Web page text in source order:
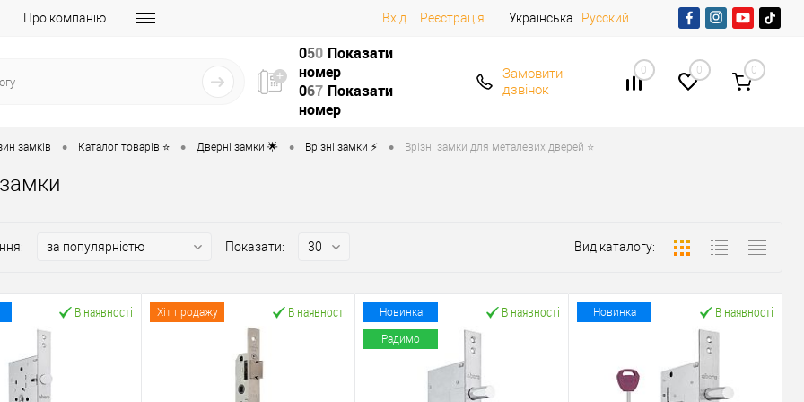
Про компанію Вхід Реєстрація Українська Русский
050 Показати
номер
067 Показати
номер
Замовити
дзвінок
0 0 0
замків • Каталог товарів ⭐ • Дверні замки 🌟 • Врізні замки ⚡️ • Врізні замки для металевих дверей ⭐
Показати: Вид каталогу:
В наявності Хіт продажу В наявності Новинка
Радимо
В наявності Новинка В наявності